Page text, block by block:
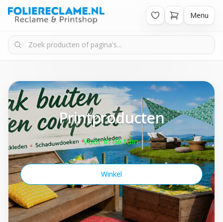
Menu
Printproducten
Voor in de tuin.
Winkel